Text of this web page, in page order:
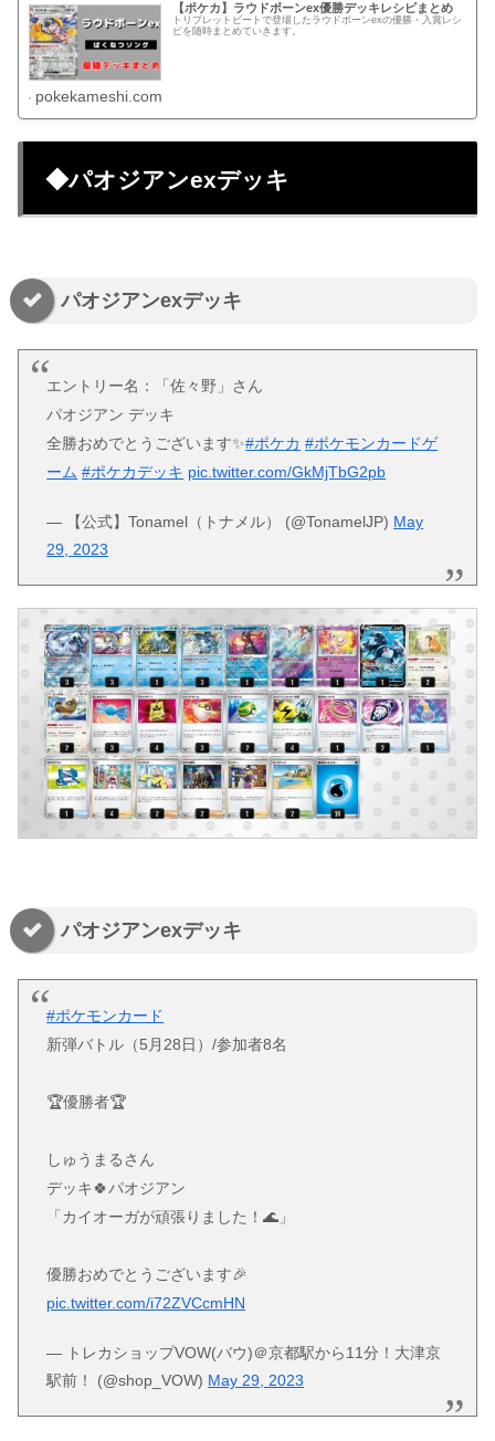
【ポケカ】ラウドボーンex優勝デッキレシピまとめ
トリプレットビートで登場したラウドボーンexの優勝・入賞レシ
ピを随時まとめていきます。
pokekameshi.com
◆パオジアンexデッキ
パオジアンexデッキ
エントリー名：「佐々野」さん
パオジアン デッキ
全勝おめでとうございます✨#ポケカ #ポケモンカードゲ
ーム #ポケカデッキ pic.twitter.com/GkMjTbG2pb
— 【公式】Tonamel（トナメル） (@TonamelJP) May
29, 2023
パオジアンexデッキ
#ポケモンカード
新弾バトル（5月28日）/参加者8名
🏆優勝者🏆
しゅうまるさん
デッキ🍀パオジアン
「カイオーガが頑張りました！🌊」
優勝おめでとうございます🎉
pic.twitter.com/i72ZVCcmHN
— トレカショップVOW(バウ)＠京都駅から11分！大津京
駅前！ (@shop_VOW) May 29, 2023